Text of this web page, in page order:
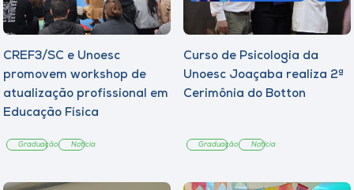
CREF3/SC e Unoesc
promovem workshop de
atualização profissional em
Educação Física
Graduação Notícia
Curso de Psicologia da
Unoesc Joaçaba realiza 2ª
Cerimônia do Botton
Graduação Notícia